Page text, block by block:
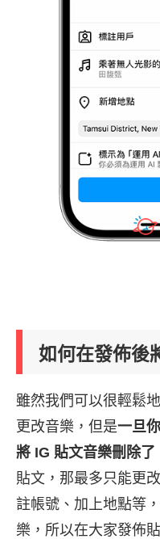
如何在發佈後
雖然我們可以很輕鬆
更改音樂，但是一旦
將 IG 貼文音樂刪除了
貼文，那最多只能更
註帳號、加上地點等
樂，所以在大家發佈